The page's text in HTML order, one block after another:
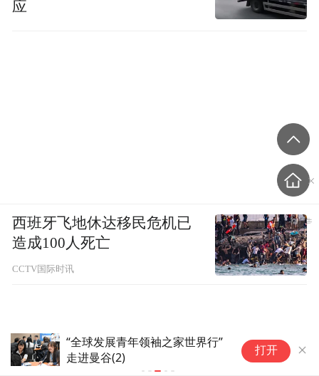
“全球发展青年领袖之家世界行”
走进曼谷(2)
日本广岛废
拒绝拥核
打开
应
西班牙飞地休达移民危机已
造成100人死亡
CCTV国际时讯